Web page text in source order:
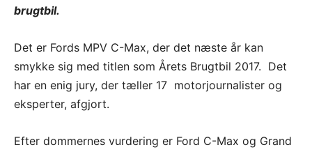
brugtbil.
Det er Fords MPV C-Max, der det næste år kan
smykke sig med titlen som Årets Brugtbil 2017. Det
har en enig jury, der tæller 17 motorjournalister og
eksperter, afgjort.
Efter dommernes vurdering er Ford C-Max og Grand